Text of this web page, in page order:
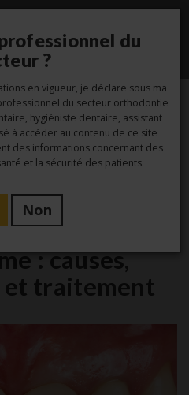
Jan
Etude
: causes,
et traitement
du
?
en vigueur, je déclare sous ma
du secteur orthodontie
hygiéniste dentaire, assistant
à accéder au contenu de ce site
des informations concernant des
et la sécurité des patients.
Non